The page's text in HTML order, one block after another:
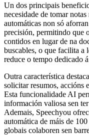
Un dos principais
necesidade de tomar
automáticas non só
precisión, permitindo que
contidos en lugar de na
buscables, o que facilita a
reduce o tempo dedicado
Outra característica
solicitar resumos, accións
Esta funcionalidade AI
información valiosa sen
Ademais, Speechyou
automática de máis de
globais colaboren sen